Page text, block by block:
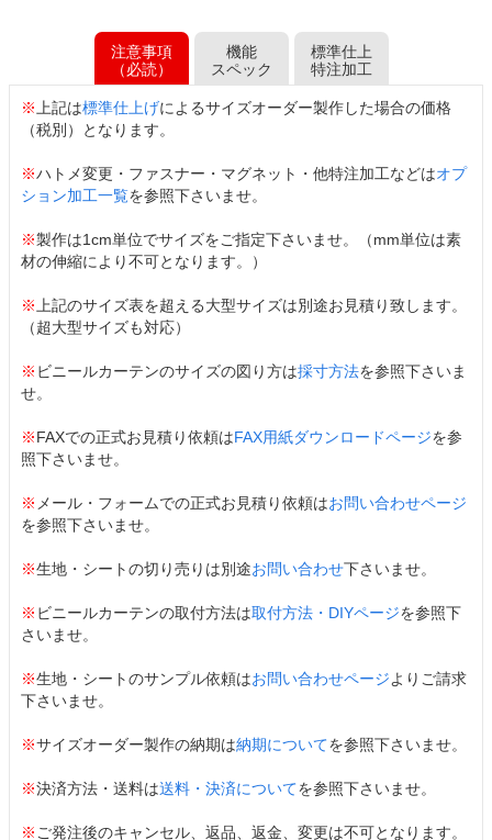
注意事項
（必読）
機能
スペック
標準仕上
特注加工
※ 上記は標準仕上げによるサイズオーダー製作した場合の価格
（税別）となります。
※ハトメ変更・ファスナー・マグネット・他特注加工などはオプ
ション加工一覧を参照下さいませ。
※製作は1cm単位でサイズをご指定下さいませ。（mm単位は素
材の伸縮により不可となります。）
※ 上記のサイズ表を超える大型サイズは別途お見積り致します。
（超大型サイズも対応）
※ ビニールカーテンのサイズの図り方は採寸方法を参照下さいま
せ。
※FAXでの正式お見積り依頼はFAX用紙ダウンロードページを参
照下さいませ。
※ メール・フォームでの正式お見積り依頼はお問い合わせページ
を参照下さいませ。
※生地・シートの切り売りは別途お問い合わせ下さいませ。
※ ビニールカーテンの取付方法は取付方法・DIYページを参照下
さいませ。
※生地・シートのサンプル依頼はお問い合わせページよりご請求
下さいませ。
※サイズオーダー製作の納期は納期についてを参照下さいませ。
※決済方法・送料は送料・決済についてを参照下さいませ。
※ ご発注後のキャンセル、返品、返金、変更は不可となります。